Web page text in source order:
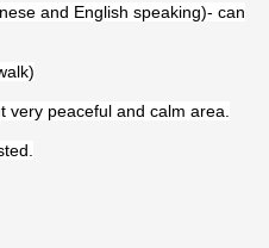
and English speaking)- can
very peaceful and calm area.